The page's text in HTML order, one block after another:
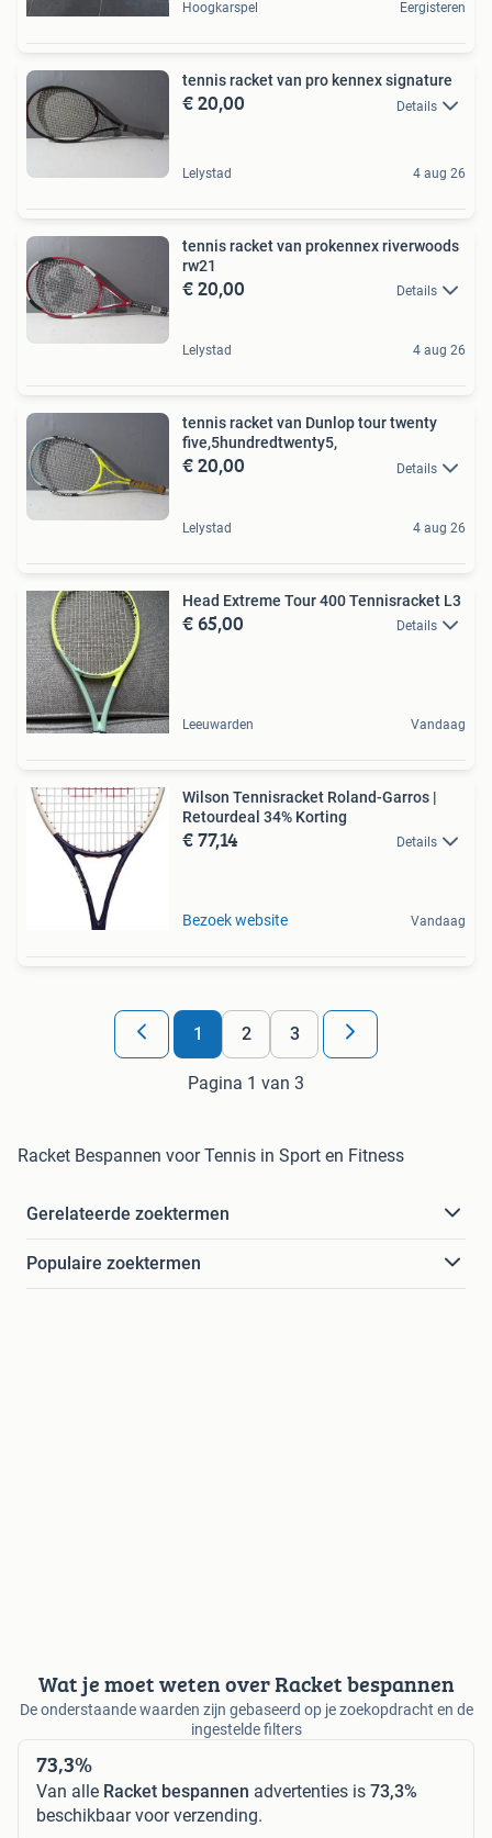
Hoogkarspel Eergisteren
tennis racket van pro kennex signature
€ 20,00 Details
Lelystad 4 aug 26
tennis racket van prokennex riverwoods
rw21
€ 20,00 Details
Lelystad 4 aug 26
tennis racket van Dunlop tour twenty
five,5hundredtwenty5,
€ 20,00 Details
Lelystad 4 aug 26
Head Extreme Tour 400 Tennisracket L3
€ 65,00 Details
Leeuwarden Vandaag
Wilson Tennisracket Roland-Garros |
Retourdeal 34% Korting
€ 77,14 Details
Bezoek website Vandaag
1 2 3
Pagina 1 van 3
Racket Bespannen voor Tennis in Sport en Fitness
Gerelateerde zoektermen
Populaire zoektermen
Wat je moet weten over Racket bespannen
De onderstaande waarden zijn gebaseerd op je zoekopdracht en de
ingestelde filters
73,3%
Van alle Racket bespannen advertenties is 73,3%
beschikbaar voor verzending.